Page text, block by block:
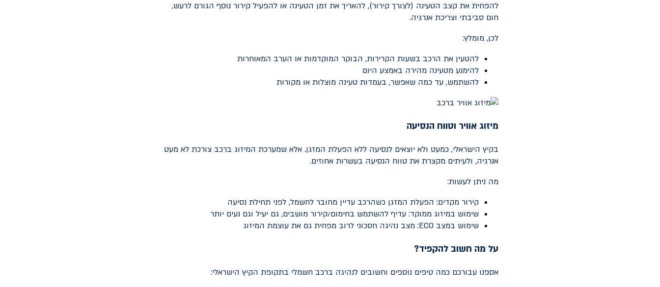
להפחית את קצב הטעינה (לצורך קירור), להאריך את זמן הטעינה או להפעיל קירור נוסף הגורם לרעש,
חום סביבתי וצריכת אנרגיה.
לכן, מומלץ:
להטעין את הרכב בשעות הקרירות, הבוקר המוקדמות או הערב המאוחרות
להימנע מטעינה מהירה באמצע היום
להשתמש, עד כמה שאפשר, בעמדות טעינה מוצלות או מקורות
מיזוג אוויר וטווח הנסיעה
בקיץ הישראלי, כמעט ולא יוצאים לנסיעה ללא הפעלת המזגן. אלא שמערכת המיזוג ברכב צורכת לא מעט
אנרגיה, ולעיתים מקצרת את טווח הנסיעה בעשרות אחוזים.
מה ניתן לעשות:
קירור מקדים: הפעלת המזגן כשהרכב עדיין מחובר לחשמל, לפני תחילת נסיעה
שימוש במיזוג ממוקד: עדיף להשתמש בחימום/קירור מושבים, גם יעיל וגם נעים יותר
שימוש במצב ECO: מצב נהיגה חסכוני לרוב מפחית גם את עוצמת המיזוג
על מה חשוב להקפיד?
אספנו עבורכם כמה טיפים נוספים וחשובים לנהיגה ברכב חשמלי בתקופת הקיץ הישראלי: